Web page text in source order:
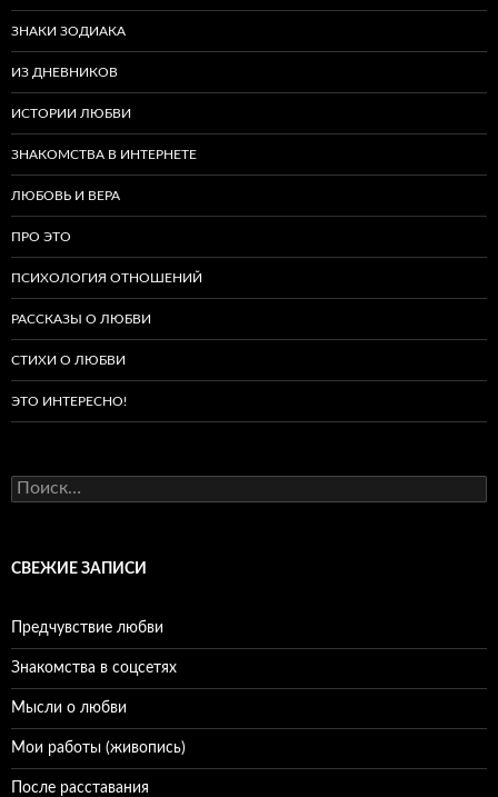
ЗНАКИ ЗОДИАКА
ИЗ ДНЕВНИКОВ
ИСТОРИИ ЛЮБВИ
ЗНАКОМСТВА В ИНТЕРНЕТЕ
ЛЮБОВЬ И ВЕРА
ПРО ЭТО
ПСИХОЛОГИЯ ОТНОШЕНИЙ
РАССКАЗЫ О ЛЮБВИ
СТИХИ О ЛЮБВИ
ЭТО ИНТЕРЕСНО!
Найти:
СВЕЖИЕ ЗАПИСИ
Предчувствие любви
Знакомства в соцсетях
Мысли о любви
Мои работы (живопись)
После расставания